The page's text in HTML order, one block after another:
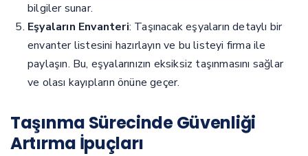
bilgiler sunar.
Eşyaların Envanteri: Taşınacak eşyaların detaylı bir
envanter listesini hazırlayın ve bu listeyi firma ile
paylaşın. Bu, eşyalarınızın eksiksiz taşınmasını sağlar
ve olası kayıpların önüne geçer.
Taşınma Sürecinde Güvenliği
Artırma İpuçları